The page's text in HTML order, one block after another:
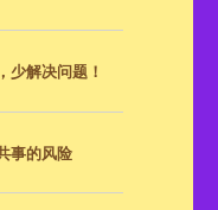
少解决问题！
事的风险